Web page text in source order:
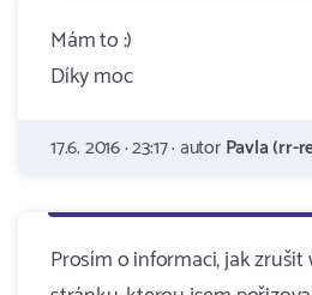
Mám to :)
Díky moc
17.6. 2016 · 23:17 · autorPavla (rr-
Prosím o informaci, jak